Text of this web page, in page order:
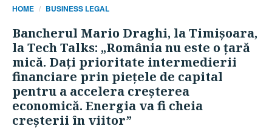
HOME BUSINESS LEGAL
Bancherul Mario Draghi, la Timişoara,
la Tech Talks: „România nu este o ţară
mică. Daţi prioritate intermedierii
financiare prin pieţele de capital
pentru a accelera creşterea
economică. Energia va fi cheia
creşterii în viitor”